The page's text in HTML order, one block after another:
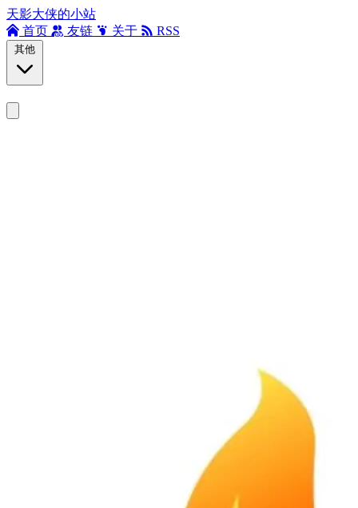
天影大侠的小站
首页
友链 关于 RSS
其他